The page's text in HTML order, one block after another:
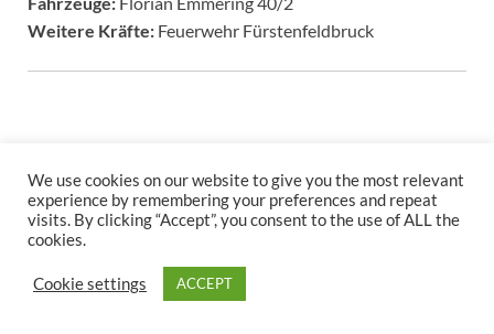
Weitere Kräfte: Feuerwehr Fürstenfeldbruck
Copyright © 2026
Stolz präsentiertWordPressund
We use cookies on our website to give you the most relevant
experience by remembering your preferences and repeat
visits. By clicking “Accept”, you consent to the use of ALL the
cookies.
Cookie settings ACCEPT